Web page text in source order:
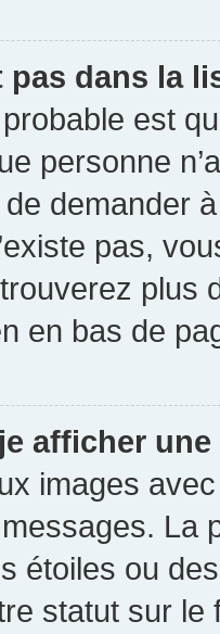
pas dans la
est
personne
demander
pas,
plus
en bas de
afficher
images
La
étoiles ou
statut sur